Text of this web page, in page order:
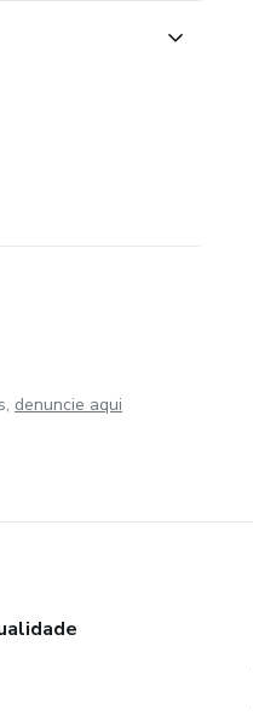
denuncie aqui